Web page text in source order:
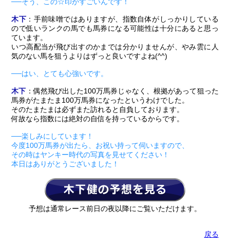
木下 ：手前味噌ではありますが、指数自体がしっかりしている
ので低いランクの馬でも馬券になる可能性は十分にあると思っ
ています。
いつ高配当が飛び出すのかまでは分かりませんが、やみ雲に人
気のない馬を狙うよりはずっと良いですよね(^^)
──はい、とても心強いです。
木下 ：偶然飛び出した100万馬券じゃなく、根拠があって狙った
馬券がたまたま100万馬券になったというわけでした。
そのたまたまは必ずまた訪れると自負しております。
何故なら指数には絶対の自信を持っているからです。
──楽しみにしています！
今度100万馬券が出たら、お祝い持って伺いますので、
その時はヤンキー時代の写真を見せてください！
本日はありがとうございました！
予想は通常レース前日の夜以降にご覧いただけます。
戻る